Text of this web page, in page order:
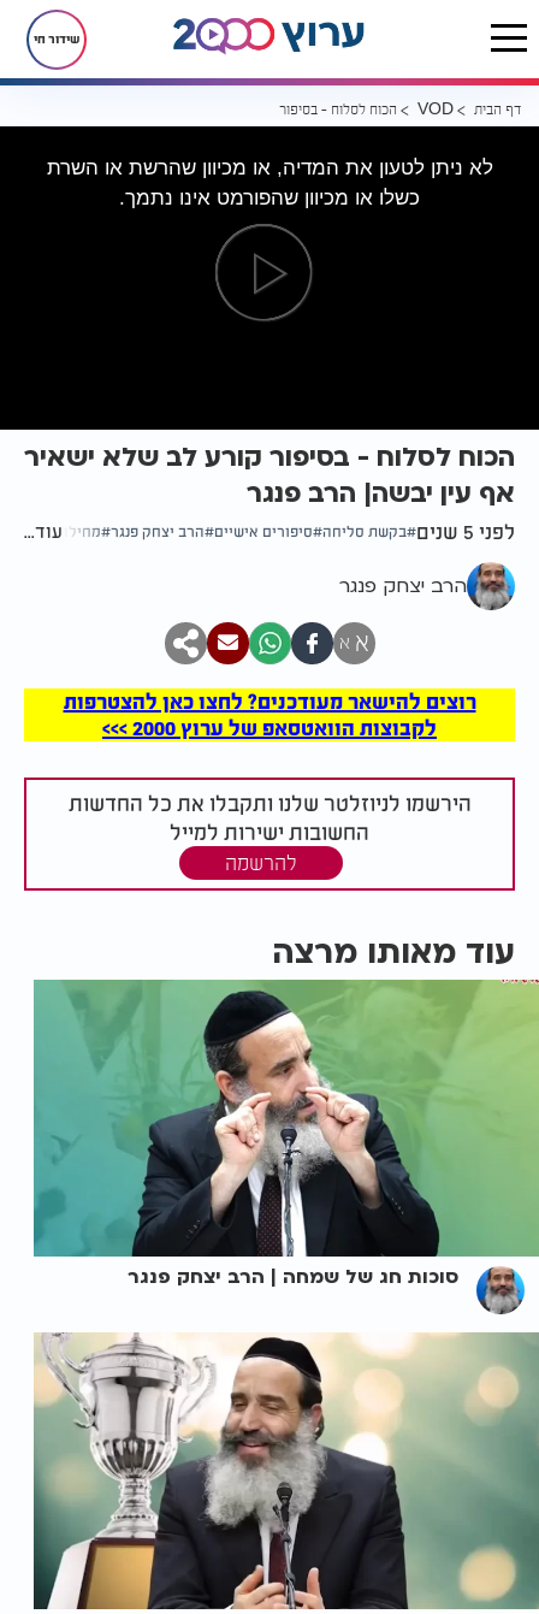
שידור חי
דף הבית VOD הכוח לסלוח - בסיפור קורע לב שלא ישאיר אף עין יבשה| הרב פנגר
לא ניתן לטעון את המדיה, או מכיוון שהרשת או השרת
כשלו או מכיוון שהפורמט אינו נתמך.
הכוח לסלוח - בסיפור קורע לב שלא ישאיר
אף עין יבשה| הרב פנגר
לפני 5 שנים בקשת סליחה סיפורים אישיים הרב יצחק פנגר מחילהעוד...
הרב יצחק פנגר
א א
רוצים להישאר מעודכנים? לחצו כאן להצטרפות
לקבוצות הוואטסאפ של ערוץ 2000 >>>
הירשמו לניוזלטר שלנו ותקבלו את כל החדשות
החשובות ישירות למייל
להרשמה
עוד מאותו מרצה
סוכות חג של שמחה | הרב יצחק פנגר